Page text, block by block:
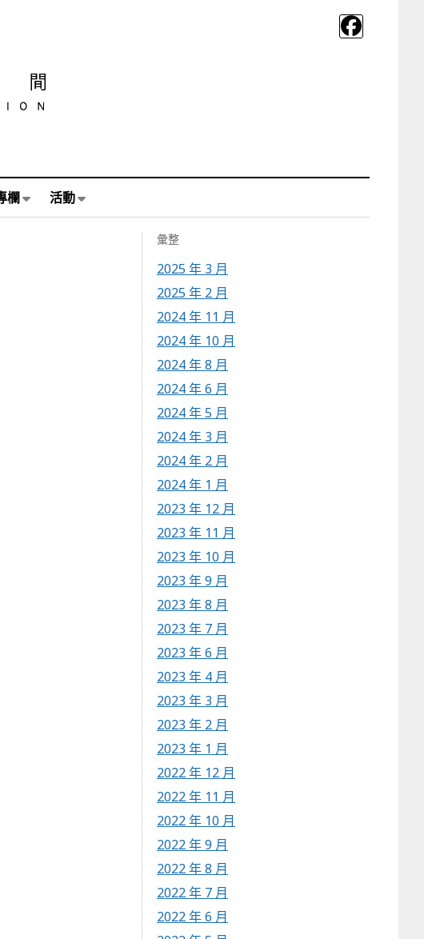
欄 活動
彙整
2025 年 3 月
2025 年 2 月
2024 年 11 月
2024 年 10 月
2024 年 8 月
2024 年 6 月
2024 年 5 月
2024 年 3 月
2024 年 2 月
2024 年 1 月
2023 年 12 月
2023 年 11 月
2023 年 10 月
2023 年 9 月
2023 年 8 月
2023 年 7 月
2023 年 6 月
2023 年 4 月
2023 年 3 月
2023 年 2 月
2023 年 1 月
2022 年 12 月
2022 年 11 月
2022 年 10 月
2022 年 9 月
2022 年 8 月
2022 年 7 月
2022 年 6 月